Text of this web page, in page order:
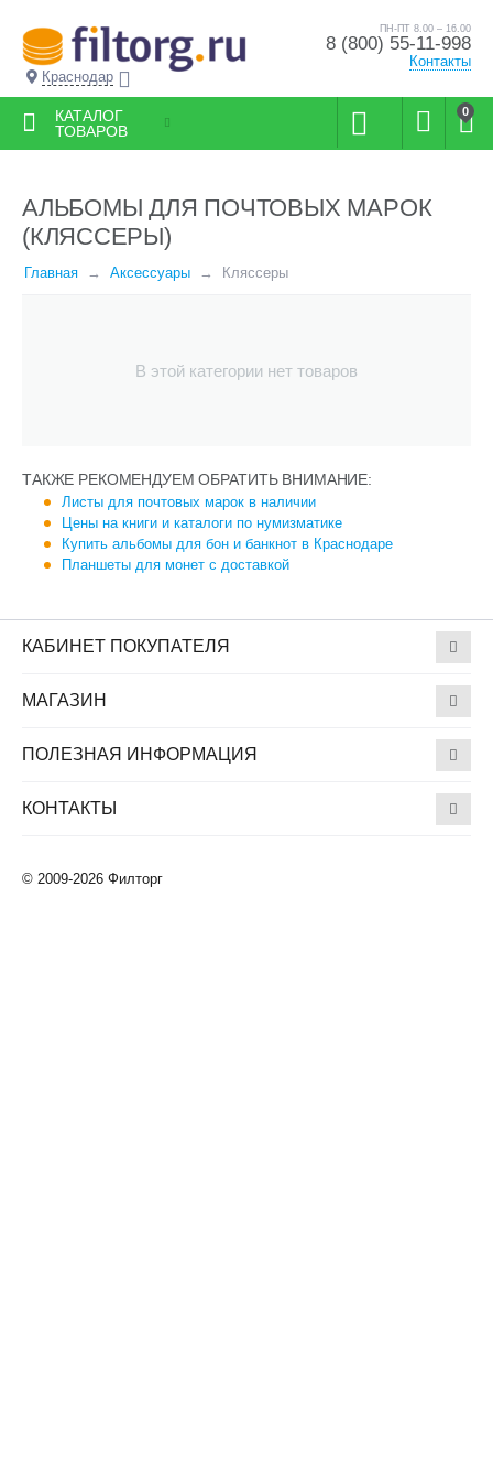
Краснодар
ПН-ПТ 8.00 – 16.00
8 (800) 55-11-998
Контакты
0
КАТАЛОГ
ТОВАРОВ
АЛЬБОМЫ ДЛЯ ПОЧТОВЫХ МАРОК
(КЛЯССЕРЫ)
Главная Аксессуары Кляссеры
В этой категории нет товаров
ТАКЖЕ РЕКОМЕНДУЕМ ОБРАТИТЬ ВНИМАНИЕ:
Листы для почтовых марок в наличии
Цены на книги и каталоги по нумизматике
Купить альбомы для бон и банкнот в Краснодаре
Планшеты для монет с доставкой
КАБИНЕТ ПОКУПАТЕЛЯ
МАГАЗИН
ПОЛЕЗНАЯ ИНФОРМАЦИЯ
КОНТАКТЫ
© 2009-2026 Филторг